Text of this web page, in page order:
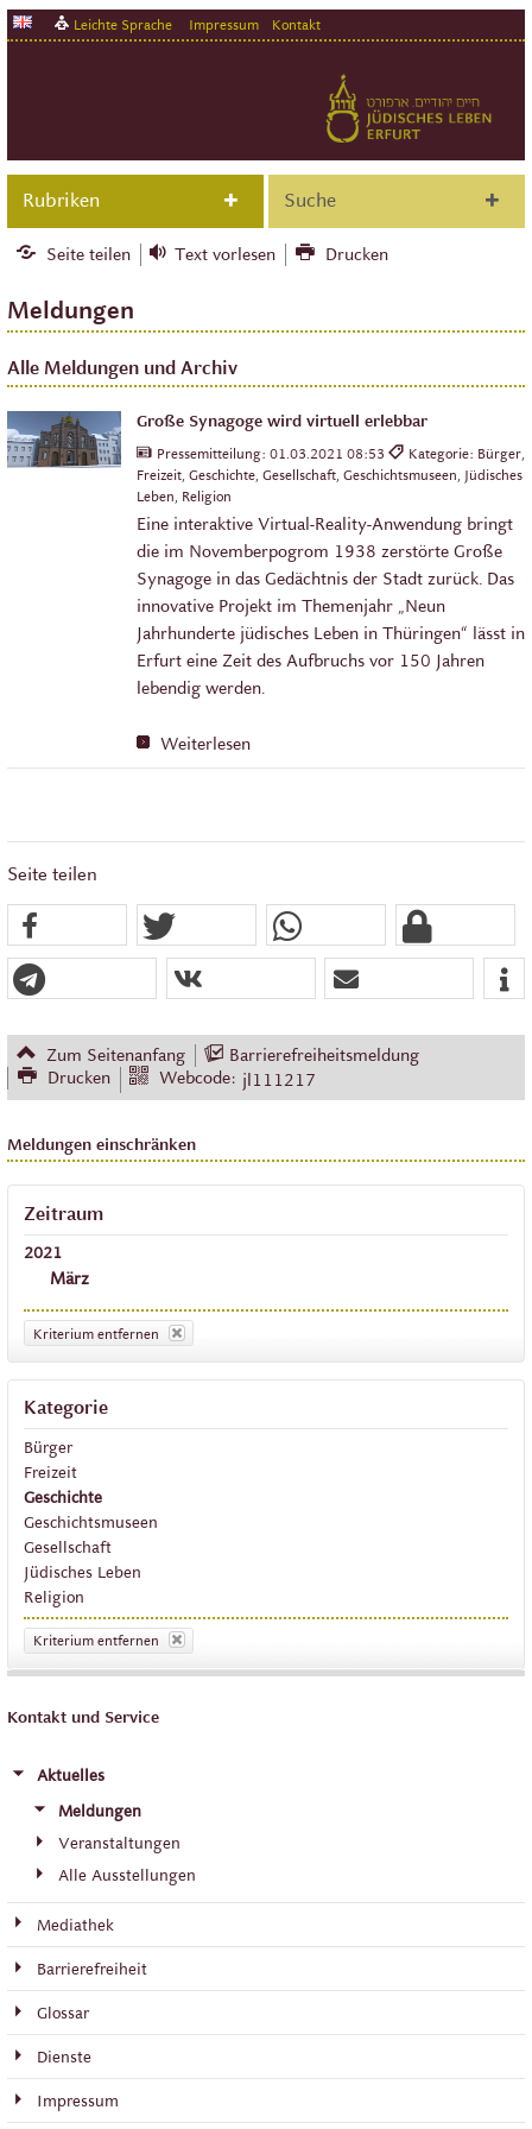
Leichte Sprache Impressum Kontakt
Rubriken Suche
Seite teilen Text vorlesen Drucken
Meldungen
Alle Meldungen und Archiv
Große Synagoge wird virtuell erlebbar
Pressemitteilung: 01.03.2021 08:53
Kategorie: Bürger,
Freizeit, Geschichte, Gesellschaft, Geschichtsmuseen, Jüdisches
Leben, Religion
Eine interaktive Virtual-Reality-Anwendung bringt
die im Novemberpogrom 1938 zerstörte Große
Synagoge in das Gedächtnis der Stadt zurück. Das
innovative Projekt im Themenjahr „Neun
Jahrhunderte jüdisches Leben in Thüringen“ lässt in
Erfurt eine Zeit des Aufbruchs vor 150 Jahren
lebendig werden.
Weiterlesen
Seite teilen
Zum Seitenanfang
Barrierefreiheitsmeldung
Drucken
Webcode: jl111217
Meldungen einschränken
Zeitraum
2021
März
Kriterium entfernen
Kategorie
Bürger
Freizeit
Geschichte
Geschichtsmuseen
Gesellschaft
Jüdisches Leben
Religion
Kriterium entfernen
Kontakt und Service
Aktuelles
Meldungen
Veranstaltungen
Alle Ausstellungen
Mediathek
Barrierefreiheit
Glossar
Dienste
Impressum